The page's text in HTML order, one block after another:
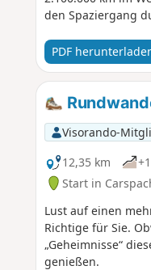
den Spaziergang
(Gemeindegarten,
PDF
Visorando-
12,35 km
Start in
Lust auf einen
Richtige für Sie.
„Geheimnisse“
genießen.